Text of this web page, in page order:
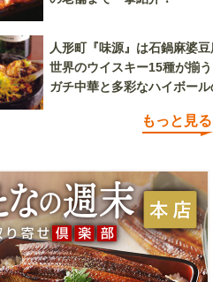
人形町『味源』は石鍋麻婆豆
世界のウイスキー15種が揃う
ガチ中華と多彩なハイボール
もっと見る